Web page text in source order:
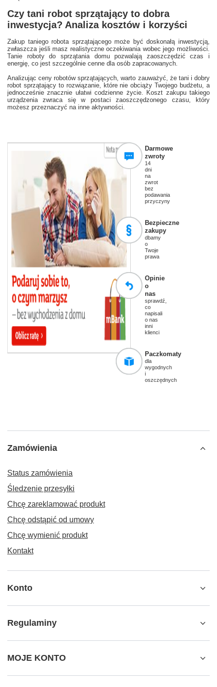
Czy tani robot sprzątający to dobra
inwestycja? Analiza kosztów i korzyści
Zakup taniego robota sprzątającego może być doskonałą inwestycją,
zwłaszcza jeśli masz realistyczne oczekiwania wobec jego możliwości.
Tanie roboty do sprzątania domu pozwalają zaoszczędzić czas i
energię, co jest szczególnie cenne dla osób zapracowanych.
Analizując ceny robotów sprzątających, warto zauważyć, że tani i dobry
robot sprzątający to rozwiązanie, które nie obciąży Twojego budżetu, a
jednocześnie znacznie ułatwi codzienne życie. Koszt zakupu takiego
urządzenia zwraca się w postaci zaoszczędzonego czasu, który
możesz przeznaczyć na inne aktywności.
Darmowe
zwroty
14
dni
na
zwrot
bez
podawania
przyczyny
Bezpieczne
zakupy
dbamy
o
Twoje
prawa
Opinie
o
nas
sprawdź,
co
napisali
o nas
inni
klienci
Paczkomaty
dla
wygodnych
i
oszczędnych
Zamówienia
Status zamówienia
Śledzenie przesyłki
Chcę zareklamować produkt
Chcę odstąpić od umowy
Chcę wymienić produkt
Kontakt
Konto
Regulaminy
MOJE KONTO